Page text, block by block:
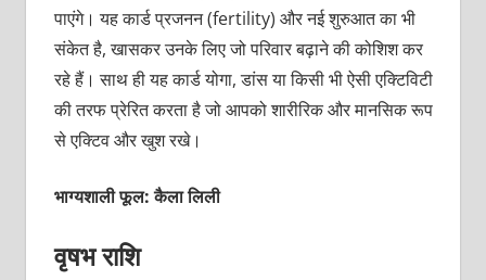
पाएंगे। यह कार्ड प्रजनन (fertility) और नई शुरुआत का भी
संकेत है, खासकर उनके लिए जो परिवार बढ़ाने की कोशिश कर
रहे हैं। साथ ही यह कार्ड योगा, डांस या किसी भी ऐसी एक्टिविटी
की तरफ प्रेरित करता है जो आपको शारीरिक और मानसिक रूप
से एक्टिव और खुश रखे।
भाग्यशाली फूल: कैला लिली
वृषभ राशि